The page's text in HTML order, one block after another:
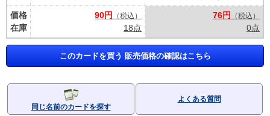
価格
在庫
90円
（税込）
18点
76円
（税込）
0点
このカードを買う 販売価格の確認はこちら
同じ名前のカードを探す
よくある質問